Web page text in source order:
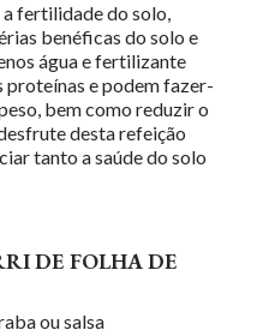
fertilidade do solo,
benéficas do solo e
água e fertilizante
proteínas e podem fazer-
bem como reduzir o
desta refeição
tanto a saúde do solo
DE FOLHA DE
ou salsa